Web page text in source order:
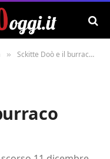
» Sckitte Doò e il burraco benefico